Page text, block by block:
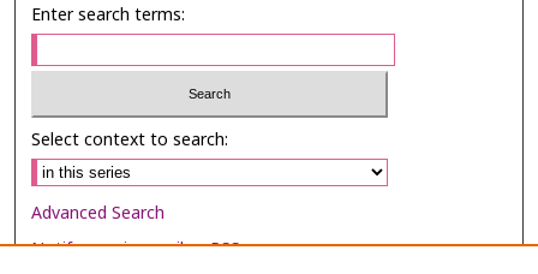
Enter search terms:
Select context to search:
Advanced Search
Notify me via email orRSS